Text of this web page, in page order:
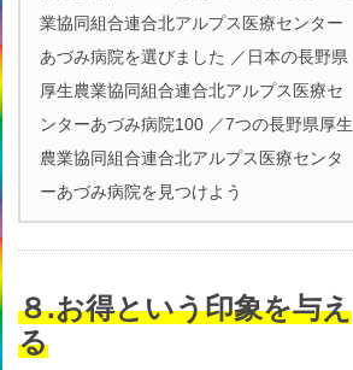
業協同組合連合北アルプス医療センター
あづみ病院を選びました ／日本の長野県
厚生農業協同組合連合北アルプス医療セ
ンターあづみ病院100 ／7つの長野県厚生
農業協同組合連合北アルプス医療センタ
ーあづみ病院を見つけよう
８.お得という印象を与え
る